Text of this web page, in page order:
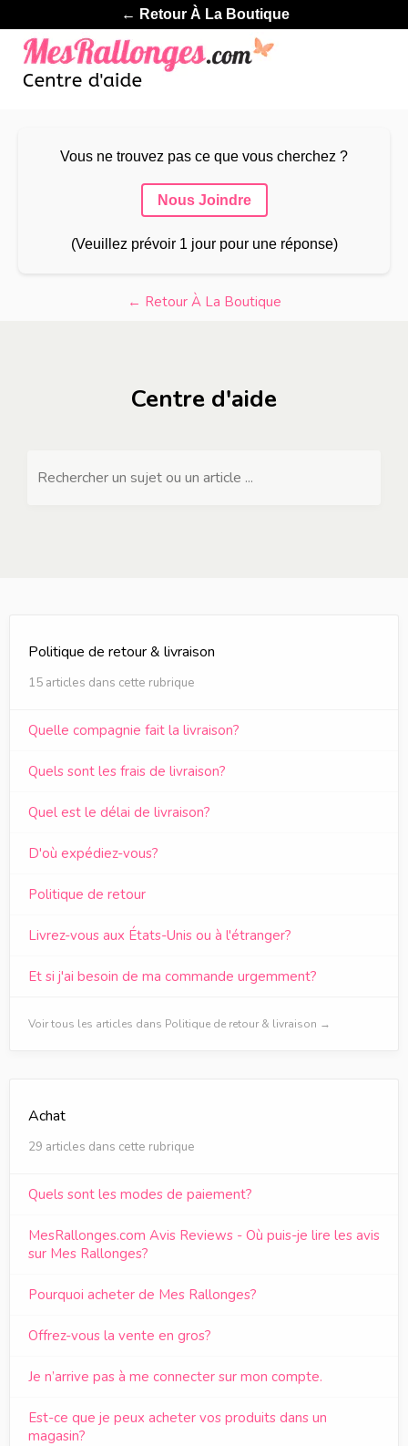
← Retour À La Boutique
Vous ne trouvez pas ce que vous cherchez ?
Nous Joindre
(Veuillez prévoir 1 jour pour une réponse)
← Retour À La Boutique
Centre d'aide
Rechercher un sujet ou un article ...
Politique de retour & livraison
15 articles dans cette rubrique
Quelle compagnie fait la livraison?
Quels sont les frais de livraison?
Quel est le délai de livraison?
D'où expédiez-vous?
Politique de retour
Livrez-vous aux États-Unis ou à l'étranger?
Et si j'ai besoin de ma commande urgemment?
Voir tous les articles dans Politique de retour & livraison →
Achat
29 articles dans cette rubrique
Quels sont les modes de paiement?
MesRallonges.com Avis Reviews - Où puis-je lire les avis
sur Mes Rallonges?
Pourquoi acheter de Mes Rallonges?
Offrez-vous la vente en gros?
Je n’arrive pas à me connecter sur mon compte.
Est-ce que je peux acheter vos produits dans un
magasin?